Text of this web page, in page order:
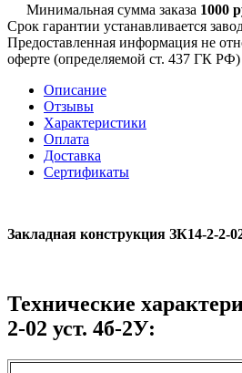
Минимальная сумма заказа 1000
Срок гарантии устанавливается
Предоставленная информация не
оферте (определяемой ст. 437 ГК РФ)
Описание
Отзывы
Характеристики
Оплата
Доставка
Сертификаты
Закладная конструкция ЗК14-2-2-
Технические
2-02 уст. 4б-2У: